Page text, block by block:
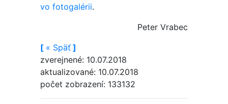
vo fotogalérii.
Peter Vrabec
[ « Späť ]
zverejnené: 10.07.2018
aktualizované: 10.07.2018
počet zobrazení: 133132